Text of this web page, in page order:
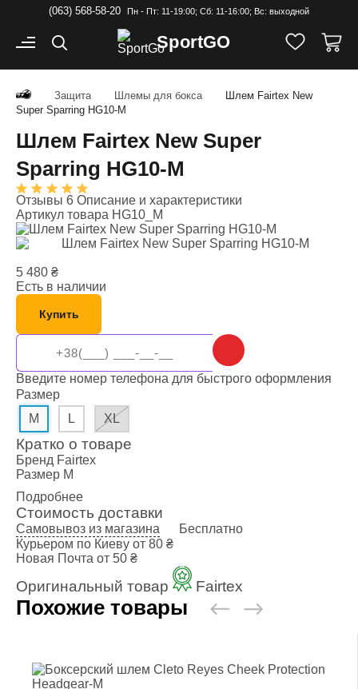
(063) 568-58-20 Пн - Пт: 11-19:00; Cб: 11-16:00; Вс: выходной
SportGO
Защита Шлемы для бокса
Шлем Fairtex New
Super Sparring HG10-M
Шлем Fairtex New Super
Sparring HG10-M
Отзывы 6 Описание и характеристики
Артикул товара HG10_M
5 480 ₴
Есть в наличии
Купить
Введите номер телефона для быстрого оформления
Размер
M
L XL
Кратко о товаре
Бренд Fairtex
Размер M
Подробнее
Стоимость доставки
Самовывоз из магазина
Бесплатно
Курьером по Киеву от 80 ₴
Новая Почта от 50 ₴
Оригинальный товар Fairtex
Похожие товары